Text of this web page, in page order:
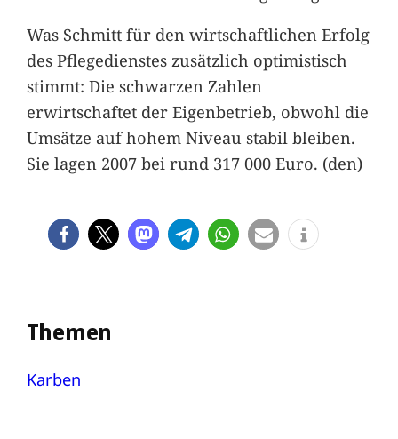
Was Schmitt für den wirtschaftlichen Erfolg
des Pflegedienstes zusätzlich optimistisch
stimmt: Die schwarzen Zahlen
erwirtschaftet der Eigenbetrieb, obwohl die
Umsätze auf hohem Niveau stabil bleiben.
Sie lagen 2007 bei rund 317 000 Euro. (den)
Themen
Karben